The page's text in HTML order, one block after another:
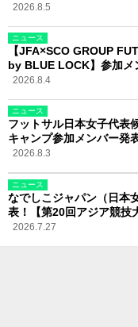
2026.8.5
ニュース
【JFA×SCO GROUP
by BLUE LOCK】参加メ
2026.8.4
ニュース
フットサル日本女子代表
キャンプ参加メンバー発
2026.8.3
ニュース
なでしこジャパン（日本
表！【第20回アジア競技
2026.7.27